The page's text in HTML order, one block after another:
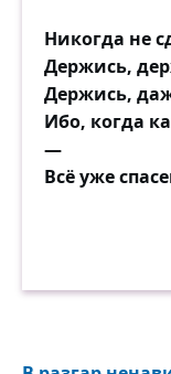
Никогда не
Держись,
Держись,
Ибо, когда
—
Всё уже